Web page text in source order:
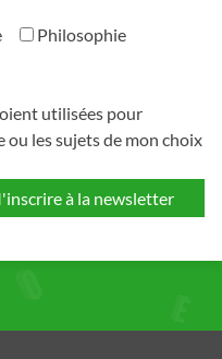
Philosophie
utilisées pour
les sujets de mon choix